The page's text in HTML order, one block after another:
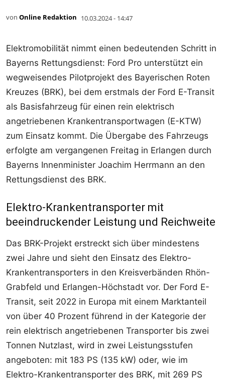
von Online Redaktion 10.03.2024 - 14:47
Elektromobilität nimmt einen bedeutenden Schritt in
Bayerns Rettungsdienst: Ford Pro unterstützt ein
wegweisendes Pilotprojekt des Bayerischen Roten
Kreuzes (BRK), bei dem erstmals der Ford E-Transit
als Basisfahrzeug für einen rein elektrisch
angetriebenen Krankentransportwagen (E-KTW)
zum Einsatz kommt. Die Übergabe des Fahrzeugs
erfolgte am vergangenen Freitag in Erlangen durch
Bayerns Innenminister Joachim Herrmann an den
Rettungsdienst des BRK.
Elektro-Krankentransporter mit
beeindruckender Leistung und Reichweite
Das BRK-Projekt erstreckt sich über mindestens
zwei Jahre und sieht den Einsatz des Elektro-
Krankentransporters in den Kreisverbänden Rhön-
Grabfeld und Erlangen-Höchstadt vor. Der Ford E-
Transit, seit 2022 in Europa mit einem Marktanteil
von über 40 Prozent führend in der Kategorie der
rein elektrisch angetriebenen Transporter bis zwei
Tonnen Nutzlast, wird in zwei Leistungsstufen
angeboten: mit 183 PS (135 kW) oder, wie im
Elektro-Krankentransporter des BRK, mit 269 PS